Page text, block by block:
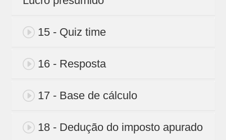
15 - Quiz time
16 - Resposta
17 - Base de cálculo
18 - Dedução do imposto apurado